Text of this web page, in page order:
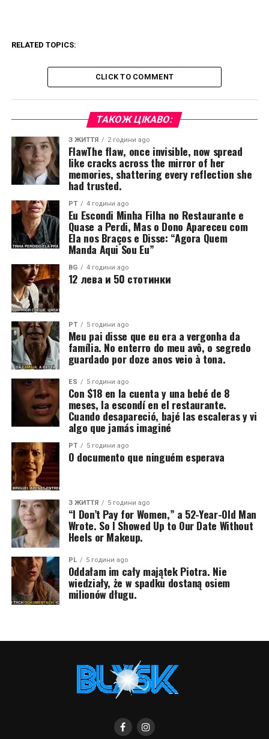
RELATED TOPICS:
CLICK TO COMMENT
ТАКОЖ ЦІКАВО:
З ЖИТТЯ 2 години ago
FlawThe flaw, once invisible, now spread
like cracks across the mirror of her
memories, shattering every reflection she
had trusted.
PT 4 години ago
Eu Escondi Minha Filha no Restaurante e
Quase a Perdi, Mas o Dono Apareceu com
Ela nos Braços e Disse: “Agora Quem
Manda Aqui Sou Eu”
BG 4 години ago
12 лева и 50 стотинки
PT 5 години ago
Meu pai disse que eu era a vergonha da
família. No enterro do meu avô, o segredo
guardado por doze anos veio à tona.
ES 5 години ago
Con $18 en la cuenta y una bebé de 8
meses, la escondí en el restaurante.
Cuando desapareció, bajé las escaleras y vi
algo que jamás imaginé
PT 5 години ago
O documento que ninguém esperava
З ЖИТТЯ 5 години ago
“I Don’t Pay for Women,” a 52-Year-Old Man
Wrote. So I Showed Up to Our Date Without
Heels or Makeup.
PL 5 години ago
Oddałam im cały majątek Piotra. Nie
wiedziały, że w spadku dostaną osiem
milionów długu.